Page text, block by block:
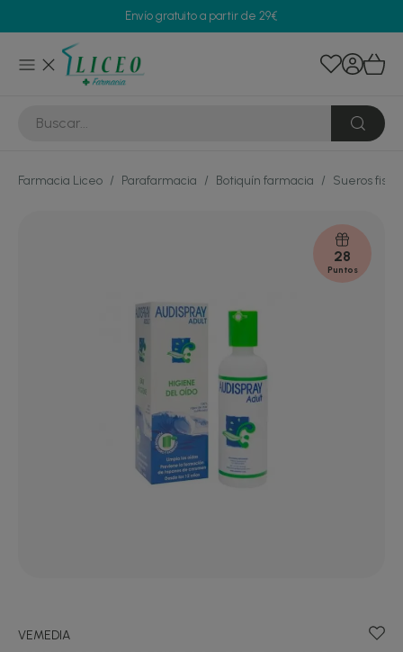
Envío gratuito a partir de 29€
Farmacia Liceo / Parafarmacia / Botiquín farmacia / Sueros
28
Puntos
VEMEDIA